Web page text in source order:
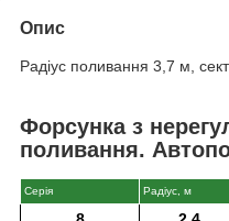
Опис
Радіус поливання 3,7 м,
Форсунка з
поливання.
Серія Радіус, м